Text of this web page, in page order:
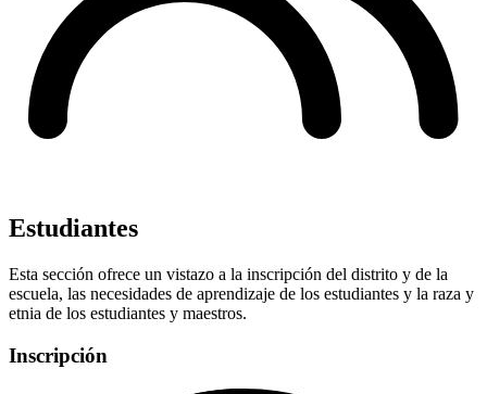
Estudiantes
Esta sección ofrece un vistazo a la inscripción del distrito y de la
escuela, las necesidades de aprendizaje de los estudiantes y la raza y
etnia de los estudiantes y maestros.
Inscripción